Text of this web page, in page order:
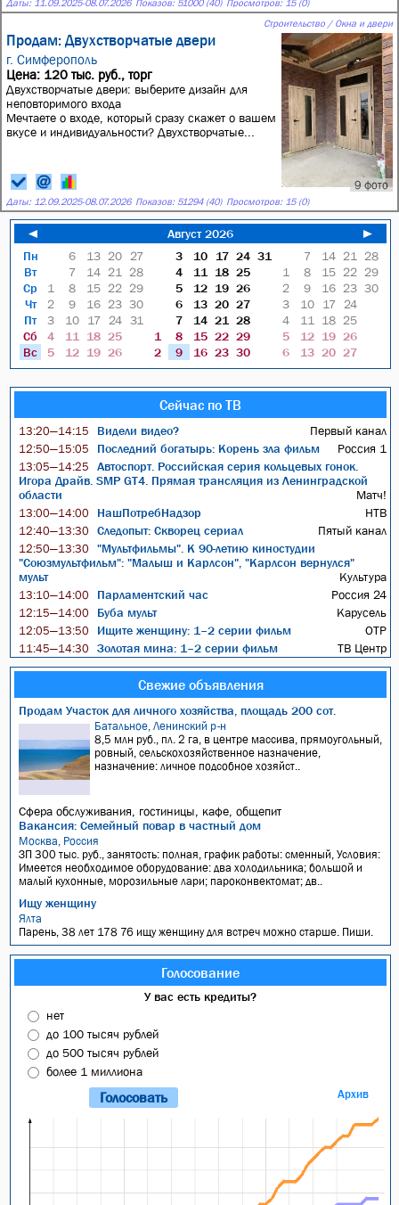
Даты: 11.09.2025-08.07.2026 Показов: 51000 (40) Просмотров: 15 (0)
Строительство / Окна и двери
Продам: Двухстворчатые двери
г. Симферополь
9 фото
Цена: 120 тыс. руб., торг
Двухстворчатые двери: выберите дизайн для
неповторимого входа
Мечтаете о входе, который сразу скажет о вашем
вкусе и индивидуальности? Двухстворчатые...
Даты: 12.09.2025-08.07.2026 Показов: 51294 (40) Просмотров: 15 (0)
◄ Август 2026
►
Пн
Вт
Ср
Чт
Пт
Сб
Вс
6 13 20
27
7
14 21
28
1
8 15 22 29
2
9 16 23 30
3
10 17 24 31
4
11 18 25
5
12 19 26
3 10 17 24 31
4
11 18 25
5
12 19 26
6
13 20 27
7
14 21
28
1
8 15 22 29
2
9 16 23 30
7 14 21
28
1
8 15 22 29
2
9 16 23 30
3
10 17
24
4
11 18 25
5
12 19 26
6
13 20 27
Сейчас по ТВ
13:20—14:15 Видели видео? Первый канал
12:50—15:05 Последний богатырь: Корень зла фильм Россия 1
13:05—14:25
Автоспорт. Российская серия кольцевых гонок.
Игора Драйв. SMP GT4. Прямая трансляция из Ленинградской
области
Матч!
13:00—14:00 НашПотребНадзор НТВ
12:40—13:30 Следопыт: Скворец сериал Пятый канал
12:50—13:30
"Мультфильмы". К 90-летию киностудии
"Союзмультфильм": "Малыш и Карлсон", "Карлсон вернулся"
мульт
Культура
13:10—14:00 Парламентский час Россия 24
12:15—14:00 Буба мульт Карусель
12:05—13:50 Ищите женщину: 1–2 серии фильм ОТР
11:45—14:30 Золотая мина: 1–2 серии фильм ТВ Центр
Свежие объявления
Продам Участок для личного хозяйства, площадь 200 сот.
Батальное, Ленинский р-н
8,5 млн руб., пл. 2 га, в центре массива, прямоугольный,
ровный, сельскохозяйственное назначение,
назначение: личное подсобное хозяйст..
Сфера обслуживания, гостиницы, кафе, общепит
Вакансия: Семейный повар в частный дом
Москва, Россия
ЗП 300 тыс. руб., занятость: полная, график работы: сменный, Условия:
Имеется необходимое оборудование: два холодильника; большой и
малый кухонные, морозильные лари; пароконвектомат; дв..
Ищу женщину
Ялта
Парень, 38 лет 178 76 ищу женщину для встреч можно старше. Пиши.
Голосование
У вас есть кредиты?
нет
до 100 тысяч рублей
до 500 тысяч рублей
более 1 миллиона
Архив